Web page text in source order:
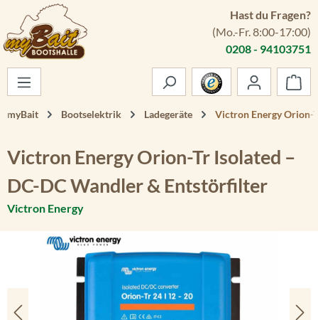
Zum Hauptinhalt springen
Hast du Fragen?
(Mo.-Fr. 8:00-17:00)
0208 - 94103751
myBait Bootselektrik Ladegeräte Victron Energy Orion-
Victron Energy Orion-Tr Isolated –
DC-DC Wandler & Entstörfilter
Victron Energy
Bildergalerie überspringen